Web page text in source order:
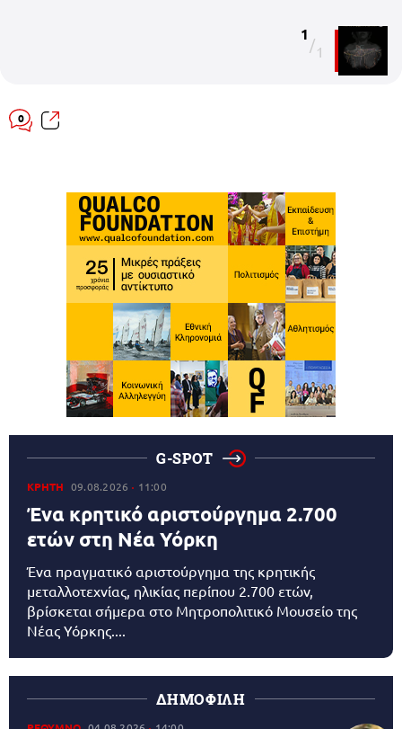
1
/1
0
G-SPOT
ΚΡΗΤΗ 09.08.2026 11:00
Ένα κρητικό αριστούργημα 2.700
ετών στη Νέα Υόρκη
Ένα πραγματικό αριστούργημα της κρητικής
μεταλλοτεχνίας, ηλικίας περίπου 2.700 ετών,
βρίσκεται σήμερα στο Μητροπολιτικό Μουσείο της
Νέας Υόρκης....
ΔΗΜΟΦΙΛΗ